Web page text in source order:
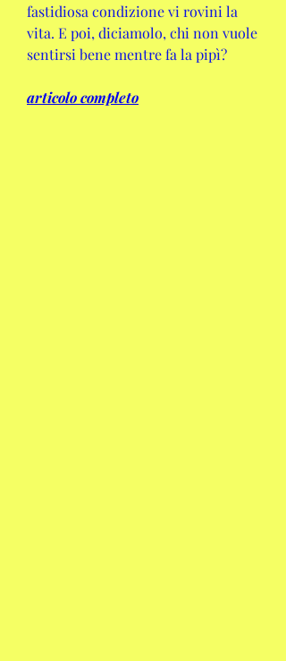
fastidiosa condizione vi rovini la
vita. E poi, diciamolo, chi non vuole
sentirsi bene mentre fa la pipì?
articolo completo